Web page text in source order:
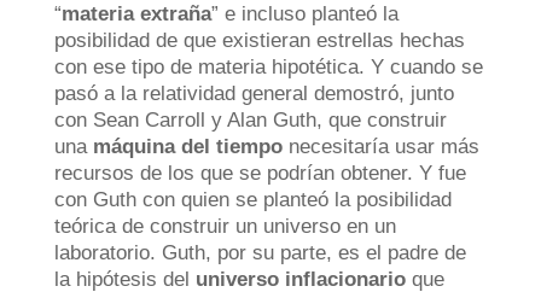
“materia extraña” e incluso planteó la
posibilidad de que existieran estrellas hechas
con ese tipo de materia hipotética. Y cuando se
pasó a la relatividad general demostró, junto
con Sean Carroll y Alan Guth, que construir
una máquina del tiempo necesitaría usar más
recursos de los que se podrían obtener. Y fue
con Guth con quien se planteó la posibilidad
teórica de construir un universo en un
laboratorio. Guth, por su parte, es el padre de
la hipótesis del universo inflacionarioque